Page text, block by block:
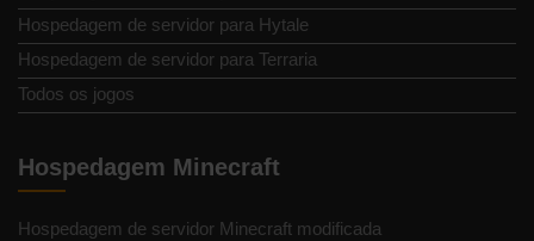
Hospedagem de servidor para Hytale
Hospedagem de servidor para Terraria
Todos os jogos
Hospedagem Minecraft
Hospedagem de servidor Minecraft modificada